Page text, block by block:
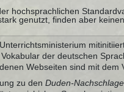
hochsprachlichen
genutzt, finden aber
der deutschen
Webseiten sind mit dem
zu den Duden-